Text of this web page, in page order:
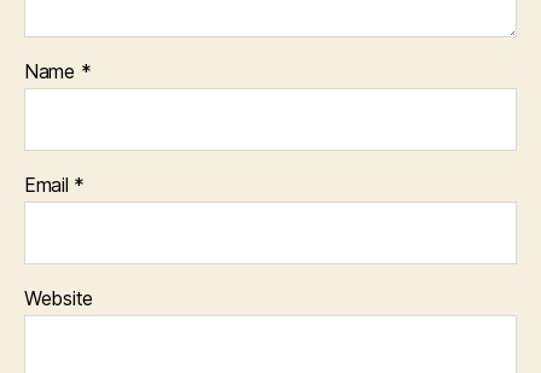
Name *
Email *
Website